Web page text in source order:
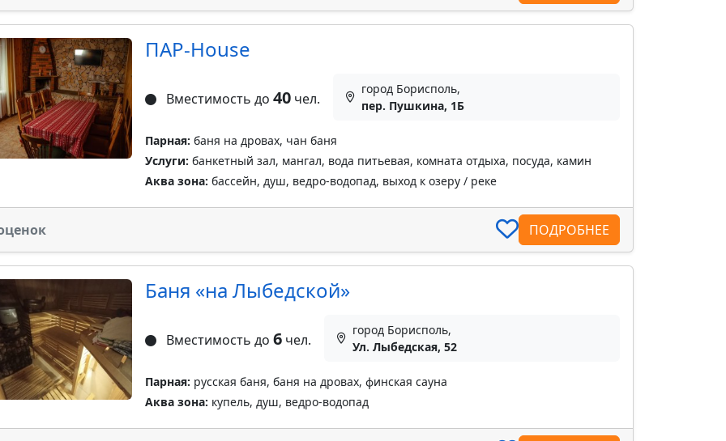
ПАР-House
Вместимость до 40чел.
город Борисполь,
пер. Пушкина, 1Б
Парная: баня на дровах, чан баня
Услуги: банкетный зал, мангал, вода питьевая, комната отдыха, посуда, камин
Аква зона: бассейн, душ, ведро-водопад, выход к озеру / реке
ПОДРОБНЕЕ
Баня «на Лыбедской»
Вместимость до 6чел.
город Борисполь,
Ул. Лыбедская, 52
Парная: русская баня, баня на дровах, финская сауна
Аква зона: купель, душ, ведро-водопад